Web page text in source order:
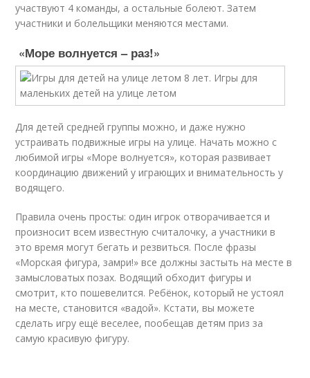
участвуют 4 команды, а остальные болеют. Затем
участники и болельщики меняются местами.
«Море волнуется – раз!»
Для детей средней группы можно, и даже нужно
устраивать подвижные игры на улице. Начать можно с
любимой игры «Море волнуется», которая развивает
координацию движений у играющих и внимательность у
водящего.
Правила очень просты: один игрок отворачивается и
произносит всем известную считалочку, а участники в
это время могут бегать и резвиться. После фразы
«Морская фигура, замри!» все должны застыть на месте в
замысловатых позах. Водящий обходит фигуры и
смотрит, кто пошевелится. Ребёнок, который не устоял
на месте, становится «вадой». Кстати, вы можете
сделать игру ещё веселее, пообещав детям приз за
самую красивую фигуру.